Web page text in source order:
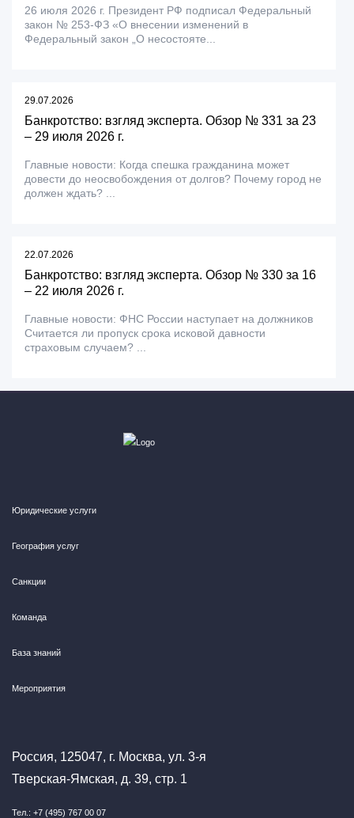
26 июля 2026 г. Президент РФ подписал Федеральный
закон № 253-ФЗ «О внесении изменений в
Федеральный закон „О несостояте...
29.07.2026
Банкротство: взгляд эксперта. Обзор № 331 за 23
– 29 июля 2026 г.
Главные новости: Когда спешка гражданина может
довести до неосвобождения от долгов? Почему город не
должен ждать? ...
22.07.2026
Банкротство: взгляд эксперта. Обзор № 330 за 16
– 22 июля 2026 г.
Главные новости: ФНС России наступает на должников
Считается ли пропуск срока исковой давности
страховым случаем? ...
Юридические услуги
География услуг
Санкции
Команда
База знаний
Мероприятия
Россия, 125047, г. Москва, ул. 3-я
Тверская-Ямская, д. 39, стр. 1
Тел.: +7 (495) 767 00 07